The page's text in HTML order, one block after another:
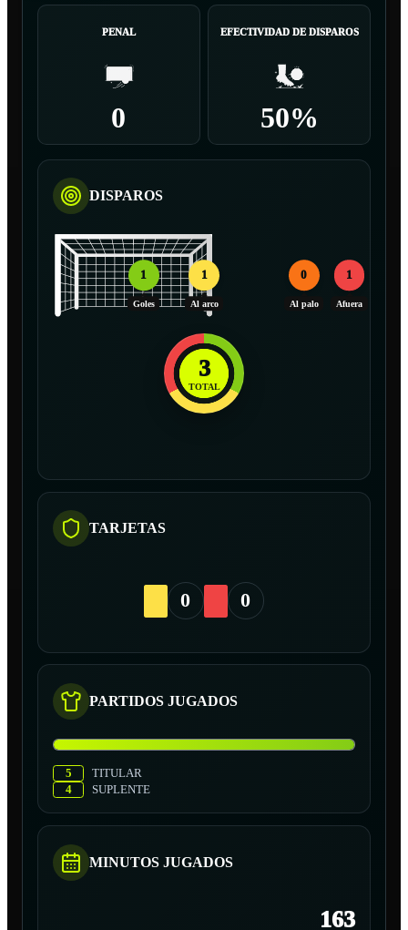
PENAL
0
EFECTIVIDAD DE DISPAROS
50%
DISPAROS
1
Goles
1
Al arco
0
Al palo
1
Afuera
3
TOTAL
TARJETAS
0 0
PARTIDOS JUGADOS
5
TITULAR
4
SUPLENTE
MINUTOS JUGADOS
163